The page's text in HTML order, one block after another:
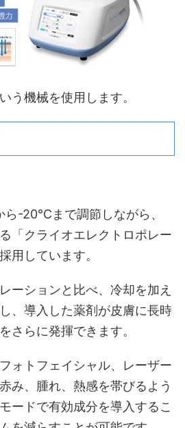
う機械を使用します。
ら-20℃ まで調節しながら、
「クライオエレクトロポレー
用しています。
ーションと比べ、冷却を加え
、導入した薬剤が皮膚に長時
さらに発揮できます。
ォトフェイシャル、レーザー
み、腫れ、熱感を帯びるよう
ードで有効成分を導入するこ